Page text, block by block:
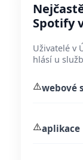
Spotify
Uživatelé v
hlásí u
⚠️webové
⚠️aplikace